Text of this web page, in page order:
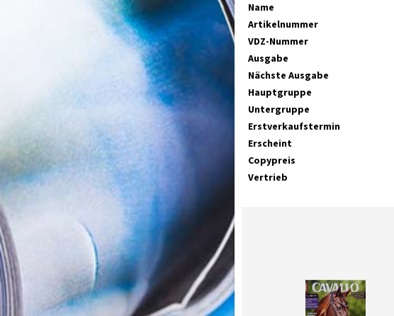
Name
Artikelnummer
VDZ-Nummer
Ausgabe
Nächste Ausgabe
Hauptgruppe
Untergruppe
Erstverkaufstermin
Erscheint
Copypreis
Vertrieb